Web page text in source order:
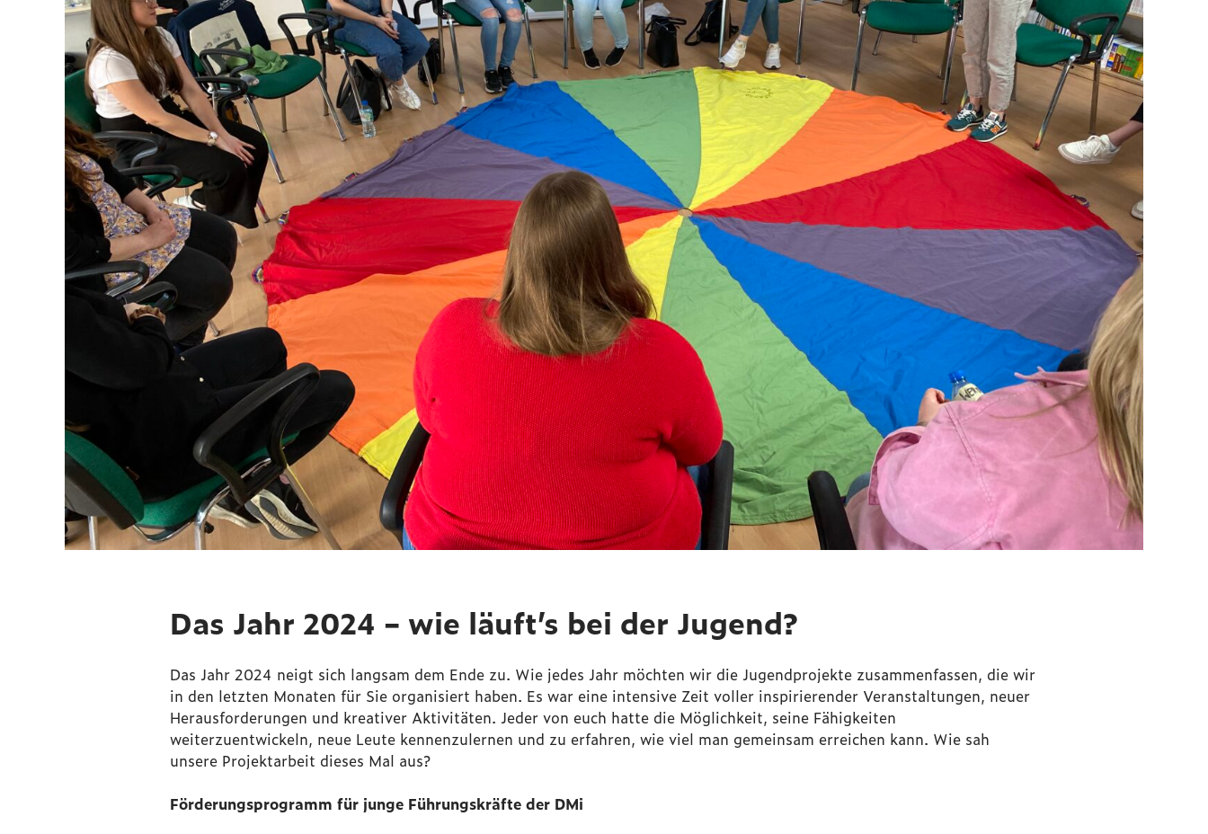
Das Jahr 2024 – wie läuft’s bei der Jugend?
Das Jahr 2024 neigt sich langsam dem Ende zu. Wie jedes Jahr möchten wir die Jugendprojekte zusammenfassen, die wir
in den letzten Monaten für Sie organisiert haben. Es war eine intensive Zeit voller inspirierender Veranstaltungen, neuer
Herausforderungen und kreativer Aktivitäten. Jeder von euch hatte die Möglichkeit, seine Fähigkeiten
weiterzuentwickeln, neue Leute kennenzulernen und zu erfahren, wie viel man gemeinsam erreichen kann. Wie sah
unsere Projektarbeit dieses Mal aus?
Förderungsprogramm für junge Führungskräfte der DMi